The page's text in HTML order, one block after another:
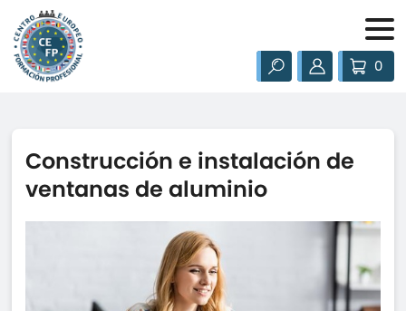
0
Construcción e instalación de
ventanas de aluminio